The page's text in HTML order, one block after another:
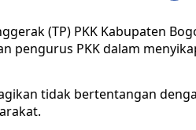
(TP) PKK Kabupaten
pengurus PKK dalam
tidak bertentangan